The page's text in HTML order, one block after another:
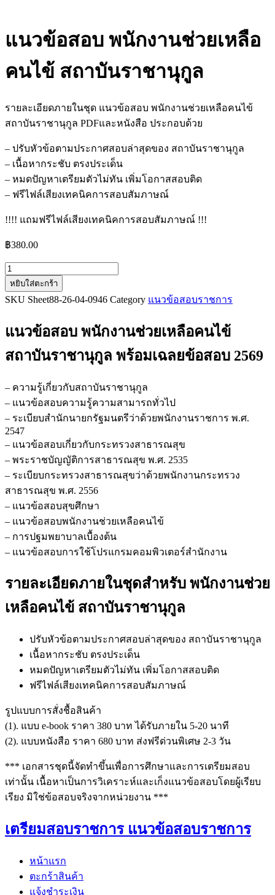
แนวข้อสอบ พนักงานช่วยเหลือ
คนไข้ สถาบันราชานุกูล
รายละเอียดภายในชุด แนวข้อสอบ พนักงานช่วยเหลือคนไข้
สถาบันราชานุกูล PDFและหนังสือ ประกอบด้วย
– ปรับหัวข้อตามประกาศสอบล่าสุดของ สถาบันราชานุกูล
– เนื้อหากระชับ ตรงประเด็น
– หมดปัญหาเตรียมตัวไม่ทัน เพิ่มโอกาสสอบติด
– ฟรีไฟล์เสียงเทคนิคการสอบสัมภาษณ์
!!!! แถมฟรีไฟล์เสียงเทคนิคการสอบสัมภาษณ์ !!!
฿380.00
จำนวน
แนว
ข้อสอบ
ช่วย
คนไข้
ราชานุกูล
ชิ้น
หยิบใส่ตะกร้า
SKU Sheet88-26-04-0946 Category แนวข้อสอบราชการ
แนวข้อสอบ พนักงานช่วยเหลือคนไข้
สถาบันราชานุกูล พร้อมเฉลยข้อสอบ 2569
– ความรู้เกี่ยวกับสถาบันราชานุกูล
– แนวข้อสอบความรู้ความสามารถทั่วไป
– ระเบียบสำนักนายกรัฐมนตรีว่าด้วยพนักงานราชการ พ.ศ.
2547
– แนวข้อสอบเกี่ยวกับกระทรวงสาธารณสุข
– พระราชบัญญัติการสาธารณสุข พ.ศ. 2535
– ระเบียบกระทรวงสาธารณสุขว่าด้วยพนักงานกระทรวง
สาธารณสุข พ.ศ. 2556
– แนวข้อสอบสุขศึกษา
– แนวข้อสอบพนักงานช่วยเหลือคนไข้
– การปฐมพยาบาลเบื้องต้น
– แนวข้อสอบการใช้โปรแกรมคอมพิวเตอร์สำนักงาน
รายละเอียดภายในชุดสำหรับ พนักงานช่วย
เหลือคนไข้ สถาบันราชานุกูล
ปรับหัวข้อตามประกาศสอบล่าสุดของ สถาบันราชานุกูล
เนื้อหากระชับ ตรงประเด็น
หมดปัญหาเตรียมตัวไม่ทัน เพิ่มโอกาสสอบติด
ฟรีไฟล์เสียงเทคนิคการสอบสัมภาษณ์
รูปแบบการสั่งชื้อสินค้า
(1). แบบ e-book ราคา 380 บาท ได้รับภายใน 5-20 นาที
(2). แบบหนังสือ ราคา 680 บาท ส่งฟรีด่วนพิเศษ 2-3 วัน
*** เอกสารชุดนี้จัดทำขึ้นเพื่อการศึกษาและการเตรียมสอบ
เท่านั้น เนื้อหาเป็นการวิเคราะห์และเก็งแนวข้อสอบโดยผู้เรียบ
เรียง มิใช่ข้อสอบจริงจากหน่วยงาน ***
เตรียมสอบราชการ แนวข้อสอบราชการ
หน้าแรก
ตะกร้าสินค้า
แจ้งชำระเงิน